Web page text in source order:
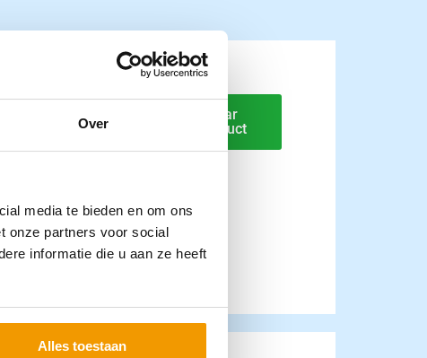
Over
media te bieden en om ons
onze partners voor social
informatie die u aan ze heeft
Alles toestaan
Naar
product
Ltr model